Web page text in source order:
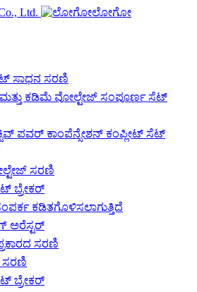
ಲೋಗೋ
ಸಾಧನ ಸರಣಿ
ಮತ್ತು ಕಡಿಮೆ ವೋಲ್ಟೇಜ್ ಸಂಪೂರ್ಣ ಸೆಟ್
ಪವರ್ ಕಾಂಪೆನ್ಸೇಶನ್ ಕಂಪ್ಲೀಟ್ ಸೆಟ್
ಸರಣಿ
ಬ್ರೇಕರ್
ಕಡಿತಗೊಳಿಸಲಾಗುತ್ತಿದೆ
ಅರೆಸ್ಟರ್
ಸರಣಿ
ಸರಣಿ
ಬ್ರೇಕರ್